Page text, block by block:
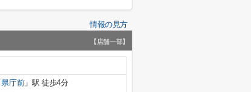
情報の見方
【店舗一部】
県庁前」駅 徒歩4分